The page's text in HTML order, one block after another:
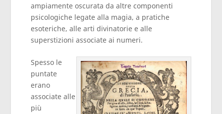
ampiamente oscurata da altre componenti
psicologiche legate alla magia, a pratiche
esoteriche, alle arti divinatorie e alle
superstizioni associate ai numeri.
Spesso le
puntate
erano
associate alle
più